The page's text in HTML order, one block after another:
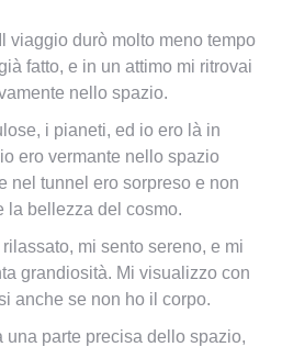
viaggio durò molto meno tempo
fatto, e in un attimo mi ritrovai
nello spazio.
i pianeti, ed io ero là in
ero vermante nello spazio
nel tunnel ero sorpreso e non
la bellezza del cosmo.
mi sento sereno, e mi
grandiosità. Mi visualizzo con
anche se non ho il corpo.
una parte precisa dello spazio,